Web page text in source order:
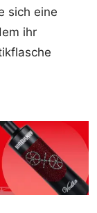
sich eine
ihr